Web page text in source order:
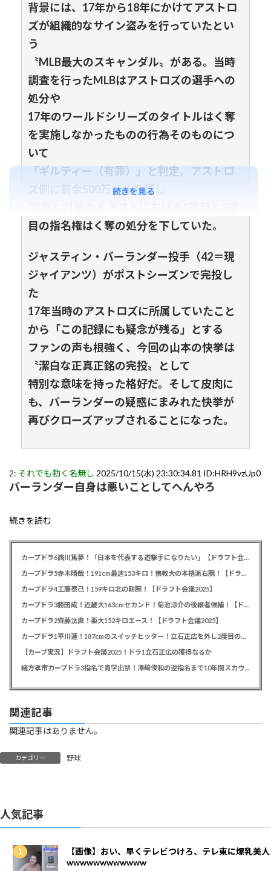
背景には、17年から18年にかけてアストロ
ズが組織的なサイン盗みを行っていたとい
う
〝MLB最大のスキャンダル〟がある。当時
調査を行ったMLBはアストロズの選手への
処分や
17年のワールドシリーズのタイトルはく奪
を実施しなかったものの行為そのものにつ
いて
「ギルティー（有罪）」と判定。アストロ
ズ側に罰金500万ドルを課し
目の指名権はく奪の処分を下していた。
ジャスティン・バーランダー投手（42＝現
ジャイアンツ）がポストシーズンで完投し
た
17年当時のアストロズに所属していたこと
から「この記録にも疑念が残る」とする
ファンの声も根強く、今回の山本の快挙は
〝潔白な正真正銘の完投〟として
特別な意味を持った格好だ。そして皮肉に
も、バーランダーの疑惑にまみれた快挙が
再びクローズアップされることになった。
2: それでも動く名無し 2025/10/15(水) 23:30:34.81 ID:HRH9vzUp0
バーランダー自身は悪いことしてへんやろ
続きを読む
続きを見る
カープドラ6西川篤夢！「日本を代表する遊撃手になりたい」【ドラフト会議2025】
カープドラ5赤木晴哉！191cm最速153キロ！佛教大の本格派右腕！【ドラフト会議2025】
カープドラ4工藤泰己！159キロ北の剛腕！【ドラフト会議2025】
カープドラ3勝田成！近畿大163cmセカンド！菊池涼介の後継者候補！【ドラフト会議2025】
カープドラ2齊藤汰直！亜大152キロエース！【ドラフト会議2025】
カープドラ1平川蓮！187cmのスイッチヒッター！立石正広を外し2度目の重複も新井監督がクジを引き当てる！【ドラフト会議2025】
【カープ実況】ドラフト会議2025！ドラ1立石正広の獲得なるか
緒方孝市カープドラ3指名で青学出禁！澤﨑俊和の逆指名まで10年間スカウト出禁
関連記事
関連記事はありません。
カテゴリー 野球
人気記事
【画像】おい、早くテレビつけろ、テレ東に爆乳美人
wwwwwwwwwwww